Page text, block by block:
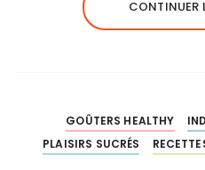
CONTINUER
GOÛTERS HEALTHY
PLAISIRS SUCRÉS